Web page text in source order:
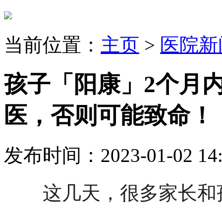
当前位置： 主页 > 医院
孩子「阳康」2个月
医，否则可能致命！
发布时间：2023-01-02
这几天，很多家长和